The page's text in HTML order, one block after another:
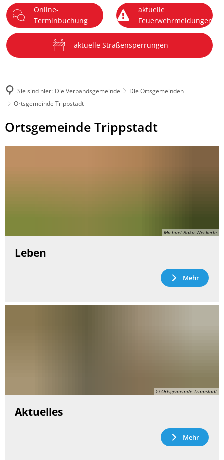
Menü
Online-
Terminbuchung
aktuelle
Feuerwehrmeldungen
aktuelle Straßensperrungen
Sie sind hier: Die Verbandsgemeinde
Die Ortsgemeinden
Ortsgemeinde Trippstadt
Ortsgemeinde
Trippstadt
Ortsgemeinde Trippstadt
Michael Raka Weckerle
Leben
Mehr
© Ortsgemeinde Trippstadt
Aktuelles
Mehr